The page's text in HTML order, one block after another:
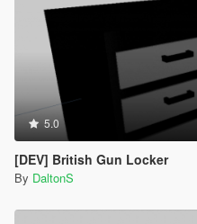
5.0
[DEV] British Gun Locker
By DaltonS